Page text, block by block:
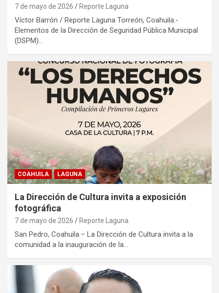
7 de mayo de 2026 Reporte Laguna
Víctor Barrón / Reporte Laguna Torreón, Coahuila.-
Elementos de la Dirección de Seguridad Pública Municipal
(DSPM)…
COAHUILA LAGUNA
La Dirección de Cultura invita a exposición
fotográfica
7 de mayo de 2026 Reporte Laguna
San Pedro, Coahuila.– La Dirección de Cultura invita a la
comunidad a la inauguración de la…